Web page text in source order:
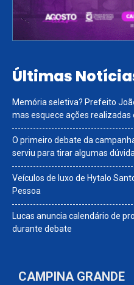
Últimas
Memória seletiva? Prefeito
mas esquece ações
O primeiro debate da
serviu para tirar algumas
Veículos de luxo de Hytalo
Pessoa
Lucas anuncia calendário de
durante debate
CAMPINA GRANDE